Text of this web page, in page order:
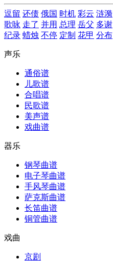
逗留 还债 俄国 时机 彩云 涟漪
歌咏 走了 并用 总理 岳父 多谢
纪录 蜡烛 不停 定制 花甲 分布
声乐
通俗谱
儿歌谱
合唱谱
民歌谱
美声谱
戏曲谱
器乐
钢琴曲谱
电子琴曲谱
手风琴曲谱
萨克斯曲谱
长笛曲谱
铜管曲谱
戏曲
京剧